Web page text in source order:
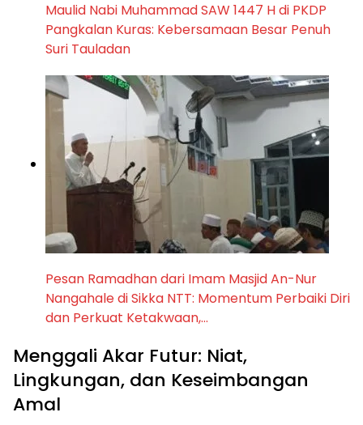
Maulid Nabi Muhammad SAW 1447 H di PKDP
Pangkalan Kuras: Kebersamaan Besar Penuh
Suri Tauladan
Pesan Ramadhan dari Imam Masjid An-Nur
Nangahale di Sikka NTT: Momentum Perbaiki Diri
dan Perkuat Ketakwaan,…
Menggali Akar Futur: Niat,
Lingkungan, dan Keseimbangan
Amal